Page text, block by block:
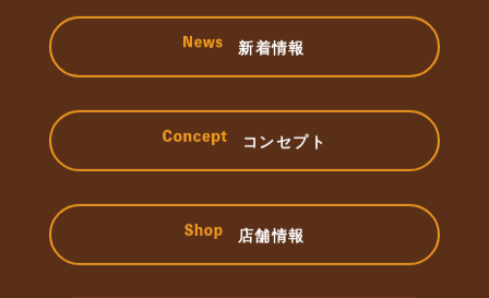
新着情報
コンセプト
店舗情報